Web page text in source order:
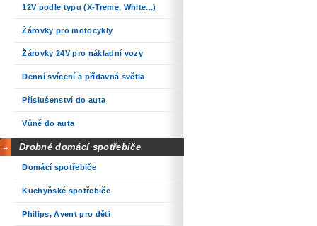
12V podle typu (X-Treme, White...)
Žárovky pro motocykly
Žárovky 24V pro nákladní vozy
Denní svícení a přídavná světla
Příslušenství do auta
Vůně do auta
Drobné domácí spotřebiče
Domácí spotřebiče
Kuchyňské spotřebiče
Philips, Avent pro děti